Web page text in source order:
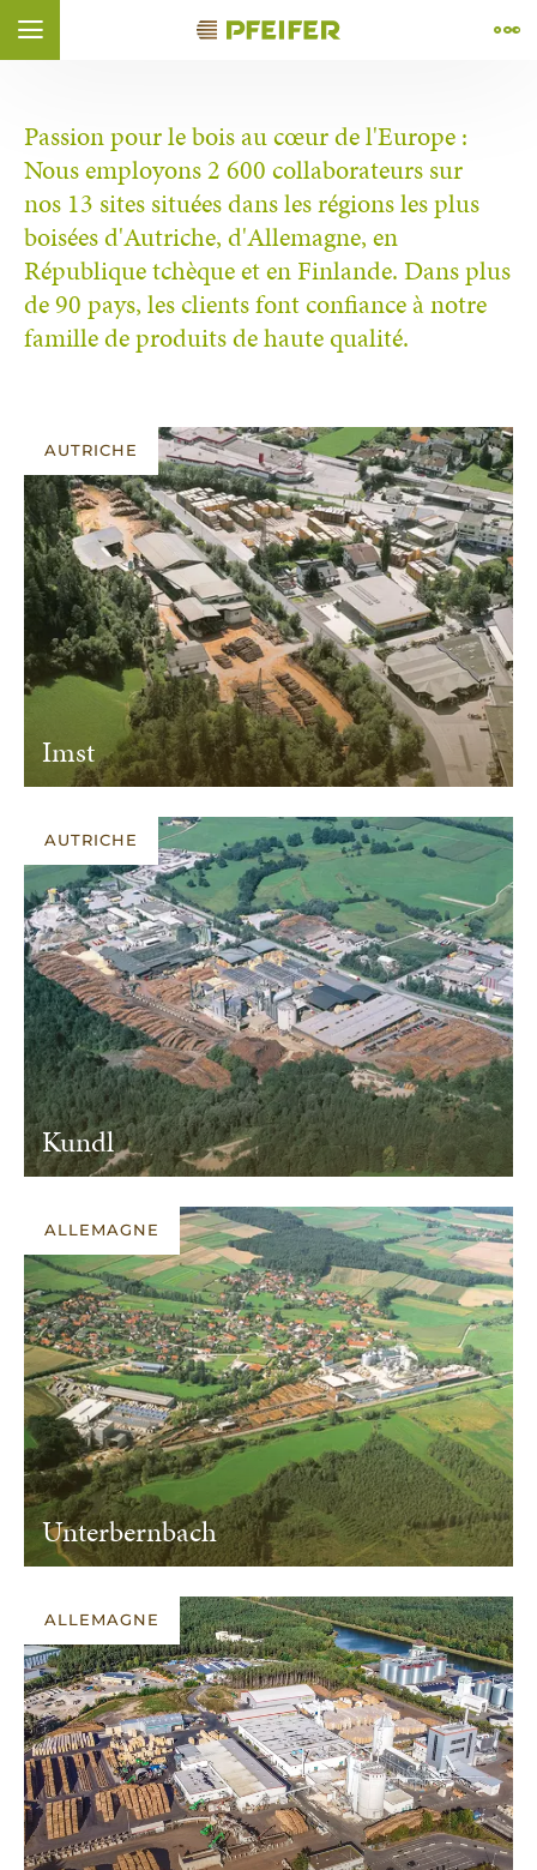
Aller au contenu ( Control + Option+ 1)
Aller au pied de page ( Control + Option
Aller à la navigation ( Control + Option
Aller à la recherche ( Control + Option+ 4)
Ouvrir le widget d'accessibilité (Control + Option
Aller à la déclaration d’accessibilité (Control + Option
Passion pour le bois au cœur de l'Europe :
Nous employons 2 600 collaborateurs sur
nos 13 sites situées dans les régions les plus
boisées d'Autriche, d'Allemagne, en
République tchèque et en Finlande. Dans plus
de 90 pays, les clients font confiance à notre
famille de produits de haute qualité.
AUTRICHE
Imst
AUTRICHE
Kundl
ALLEMAGNE
Unterbernbach
ALLEMAGNE